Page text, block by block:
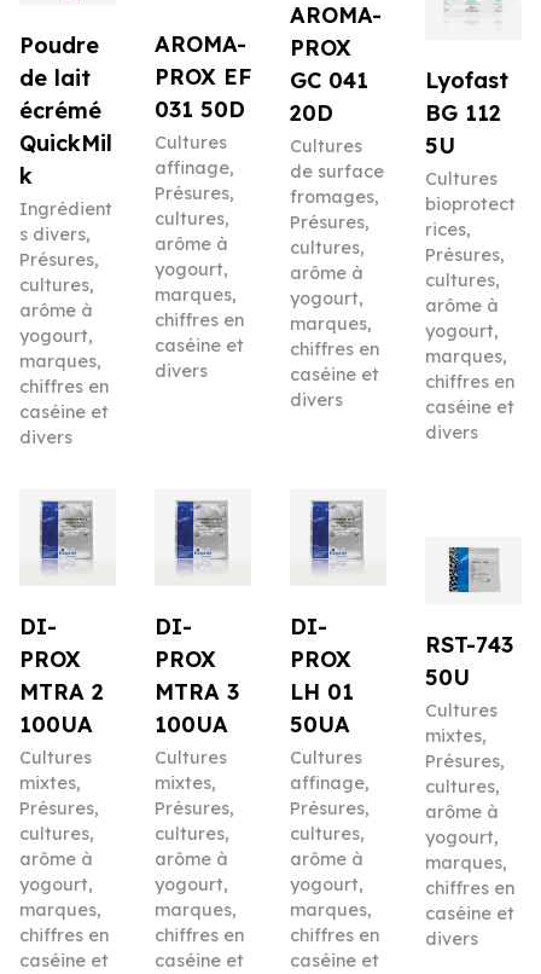
Poudre
de lait
écrémé
QuickMil
k
Ingrédient
s divers,
Présures,
cultures,
arôme à
yogourt,
marques,
chiffres en
caséine et
divers
AROMA-
PROX EF
031 50D
Cultures
affinage,
Présures,
cultures,
arôme à
yogourt,
marques,
chiffres en
caséine et
divers
AROMA-
PROX
GC 041
20D
Cultures
de surface
fromages,
Présures,
cultures,
arôme à
yogourt,
marques,
chiffres en
caséine et
divers
Lyofast
BG 112
5U
Cultures
bioprotect
rices,
Présures,
cultures,
arôme à
yogourt,
marques,
chiffres en
caséine et
divers
DI-
PROX
MTRA 2
100UA
Cultures
mixtes,
Présures,
cultures,
arôme à
yogourt,
marques,
chiffres en
caséine et
DI-
PROX
MTRA 3
100UA
Cultures
mixtes,
Présures,
cultures,
arôme à
yogourt,
marques,
chiffres en
caséine et
DI-
PROX
LH 01
50UA
Cultures
affinage,
Présures,
cultures,
arôme à
yogourt,
marques,
chiffres en
caséine et
RST-743
50U
Cultures
mixtes,
Présures,
cultures,
arôme à
yogourt,
marques,
chiffres en
caséine et
divers